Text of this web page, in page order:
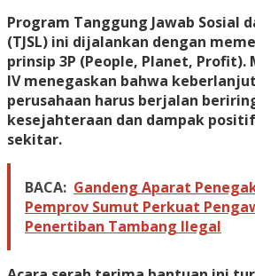
Program Tanggung Jawab Sosial
(TJSL) ini dijalankan dengan
prinsip 3P (People, Planet, Profit).
IV menegaskan bahwa
perusahaan harus berjalan
kesejahteraan dan dampak
sekitar.
BACA: Gandeng Aparat
Pemprov Sumut Perkuat
Penertiban Tambang Ilegal